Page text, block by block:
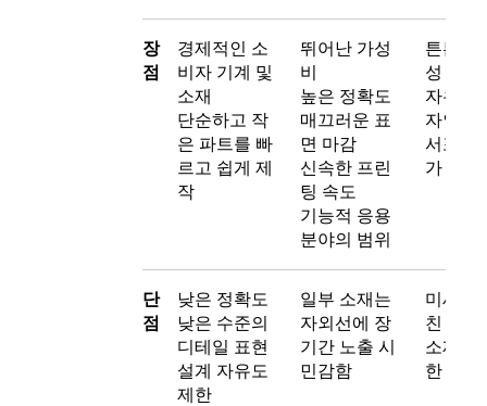
장
점
경제적인 소
비자 기계 및
소재
단순하고 작
은 파트를 빠
르고 쉽게 제
작
뛰어난 가성
비
높은 정확도
매끄러운 표
면 마감
신속한 프린
팅 속도
기능적 응용
분야의 범위
튼튼한
성 파트
자유로
자인
서포트
가 불필
단
점
낮은 정확도
낮은 수준의
디테일 표현
설계 자유도
제한
일부 소재는
자외선에 장
기간 노출 시
민감함
미세하
친 표면
소재 옵
한